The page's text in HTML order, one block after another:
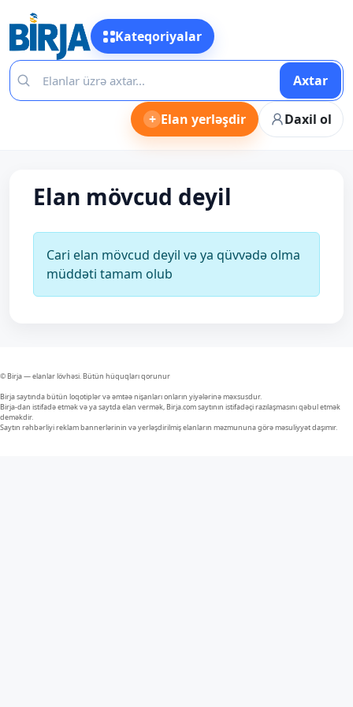
Kateqoriyalar
Axtar
+ Elan yerləşdir Daxil ol
Elan mövcud deyil
Cari elan mövcud deyil və ya qüvvədə olma
müddəti tamam olub
© Birja — elanlar lövhəsi. Bütün hüquqları qorunur
Birja saytında bütün loqotiplər və əmtəə nişanları onların yiyələrinə məxsusdur.
Birja-dan istifadə etmək və ya saytda elan vermək, Birja.com saytının istifadəçi razılaşmasını qəbul etmək
deməkdir.
Saytın rəhbərliyi reklam bannerlərinin və yerləşdirilmiş elanların məzmununa görə məsuliyyət daşımır.